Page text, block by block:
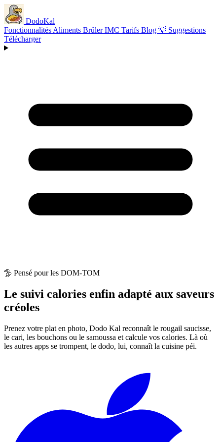
DodoKal
Fonctionnalités Aliments BrûlerIMC Tarifs Blog 💡 Suggestions
Télécharger
🦤 Pensé pour les DOM-TOM
Le suivi calories enfin adapté aux saveurs
créoles
Prenez votre plat en photo, Dodo Kal reconnaît le rougail saucisse,
le cari, les bouchons ou le samoussa et calcule vos calories. Là où
les autres apps se trompent, le dodo, lui, connaît la cuisine péi.